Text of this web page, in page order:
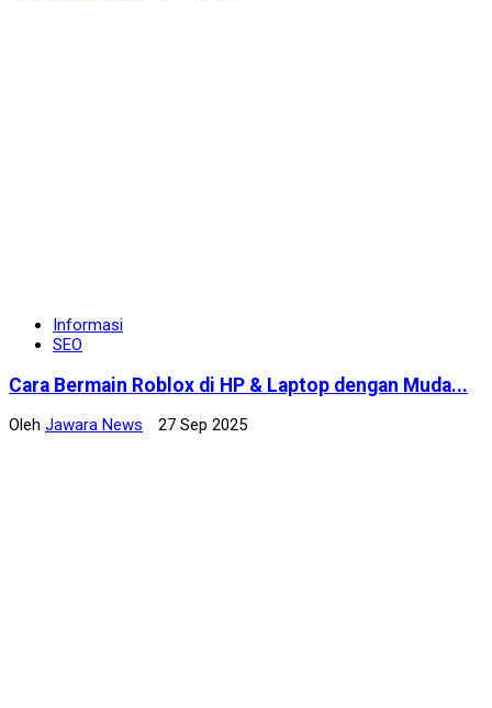
Informasi
SEO
Cara Bermain Roblox di HP & Laptop dengan Muda...
Oleh Jawara News 27 Sep 2025